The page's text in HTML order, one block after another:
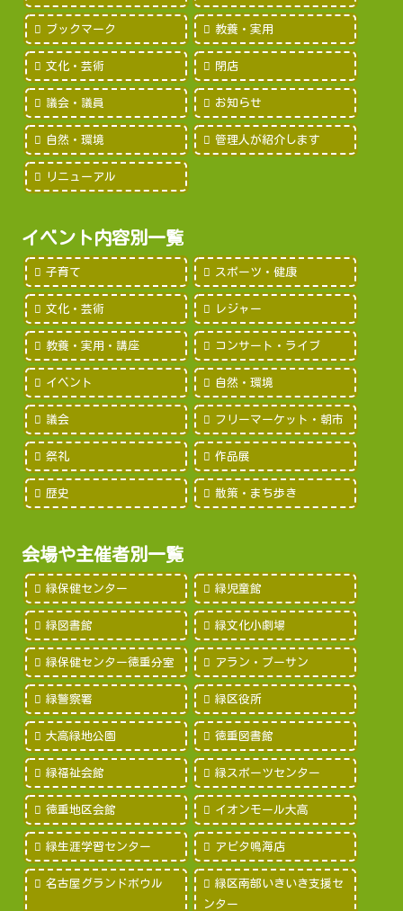
ブックマーク 教養・実用
文化・芸術 閉店
議会・議員 お知らせ
自然・環境 管理人が紹介します
リニューアル
イベント内容別一覧
子育て スポーツ・健康
文化・芸術 レジャー
教養・実用・講座 コンサート・ライブ
イベント 自然・環境
議会 フリーマーケット・朝市
祭礼 作品展
歴史 散策・まち歩き
会場や主催者別一覧
緑保健センター 緑児童館
緑図書館 緑文化小劇場
緑保健センター徳重分室 アラン・プーサン
緑警察署 緑区役所
大高緑地公園 徳重図書館
緑福祉会館 緑スポーツセンター
徳重地区会館 イオンモール大高
緑生涯学習センター アピタ鳴海店
名古屋グランドボウル
緑区南部いきいき支援セ
ンター